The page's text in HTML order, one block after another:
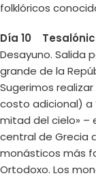
folklóricos
Día 10
Desayuno. Salida
grande de la
Sugerimos
costo adicional) a
mitad del cielo» –
central de Grecia
monásticos más
Ortodoxo. Los